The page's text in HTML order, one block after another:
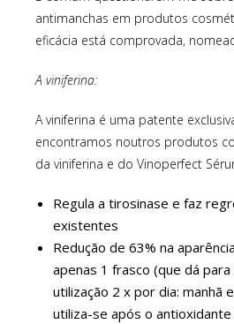
antimanchas em produtos
eficácia está comprovada,
A viniferina:
A viniferina é uma patente
encontramos noutros produtos
da viniferina e do Vinoperfect
Regula a tirosinase e faz
existentes
Redução de 63% na
apenas 1 frasco (que dá
utilização 2 x por dia: manhã
utiliza-se após o